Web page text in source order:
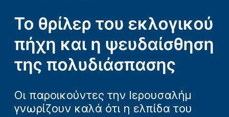
Το θρίλερ του εκλογικού
πήχη και η ψευδαίσθηση
της πολυδιάσπασης
Οι παροικούντες την Ιερουσαλήμ
γνωρίζουν καλά ότι η ελπίδα του